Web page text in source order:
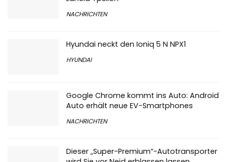
NACHRICHTEN
Hyundai neckt den Ioniq 5 N NPX1
HYUNDAI
Google Chrome kommt ins Auto: Android
Auto erhält neue EV-Smartphones
Dieser „Super-Premium“-Autotransporter
wird Sie vor Neid erblassen lassen